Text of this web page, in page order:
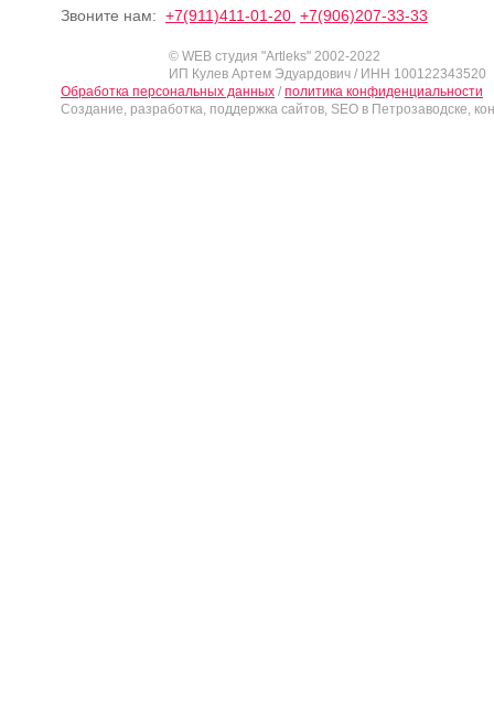
Звоните нам: +7(911)411-01-20 +7(906)207-33-33
© WEB студия "Artleks" 2002-2022
ИП Кулев Артем Эдуардович / ИНН 100122343520
Обработка персональных данных / политика конфиденциальности
Создание, разработка, поддержка сайтов, SEO в Петрозаводске,